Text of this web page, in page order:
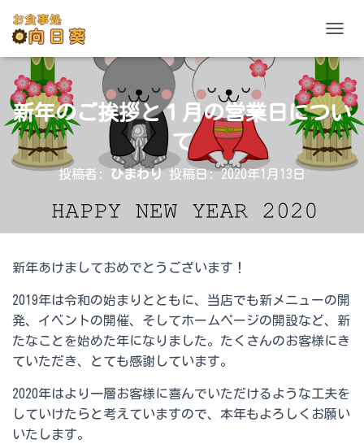
新年のご挨拶と１月の営業日につい
て
投稿者: ひまわり投稿日:2020年1月13日
新年あけましておめでとうございます！
2019年は令和の始まりとともに、当店でも新メニューの開
発、イベントの開催、そしてホームページの開設など、新
たなことを始めた年になりました。たくさんのお客様にき
ていただき、とても感謝しています。
2020年はより一層お客様に喜んでいただけるような工夫を
していけたらと考えていますので、本年もよろしくお願い
いたします。